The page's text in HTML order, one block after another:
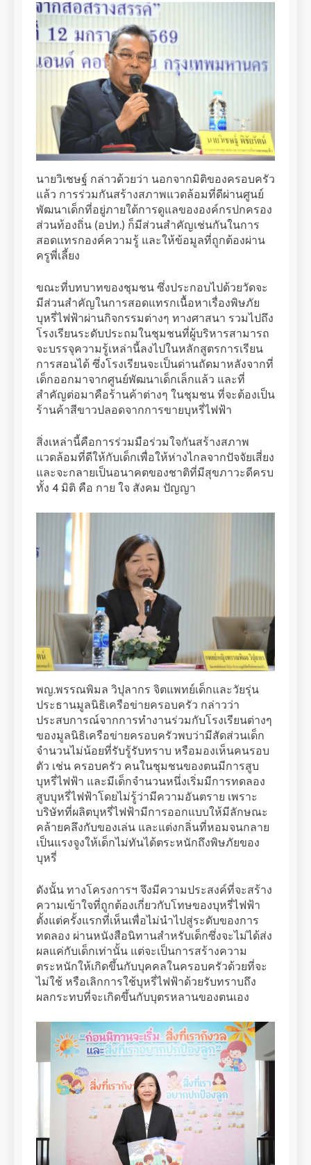
นายวิเชษฐ์ กล่าวด้วยว่า นอกจากมิติของครอบครัว
แล้ว การร่วมกันสร้างสภาพแวดล้อมที่ดีผ่านศูนย์
พัฒนาเด็กที่อยู่ภายใต้การดูแลขององค์กรปกครอง
ส่วนท้องถิ่น (อปท.) ก็มีส่วนสำคัญเช่นกันในการ
สอดแทรกองค์ความรู้ และให้ข้อมูลที่ถูกต้องผ่าน
ครูพี่เลี้ยง
ขณะที่บทบาทของชุมชน ซึ่งประกอบไปด้วยวัดจะ
มีส่วนสำคัญในการสอดแทรกเนื้อหาเรื่องพิษภัย
บุหรี่ไฟฟ้าผ่านกิจกรรมต่างๆ ทางศาสนา รวมไปถึง
โรงเรียนระดับประถมในชุมชนที่ผู้บริหารสามารถ
จะบรรจุความรู้เหล่านี้ลงไปในหลักสูตรการเรียน
การสอนได้ ซึ่งโรงเรียนจะเป็นด่านถัดมาหลังจากที่
เด็กออกมาจากศูนย์พัฒนาเด็กเล็กแล้ว และที่
สำคัญต่อมาคือร้านค้าต่างๆ ในชุมชน ที่จะต้องเป็น
ร้านค้าสีขาวปลอดจากการขายบุหรี่ไฟฟ้า
สิ่งเหล่านี้คือการร่วมมือร่วมใจกันสร้างสภาพ
แวดล้อมที่ดีให้กับเด็กเพื่อให้ห่างไกลจากปัจจัยเสี่ยง
และจะกลายเป็นอนาคตของชาติที่มีสุขภาวะดีครบ
ทั้ง 4 มิติ คือ กาย ใจ สังคม ปัญญา
พญ.พรรณพิมล วิปุลากร จิตแพทย์เด็กและวัยรุ่น
ประธานมูลนิธิเครือข่ายครอบครัว กล่าวว่า
ประสบการณ์จากการทำงานร่วมกับโรงเรียนต่างๆ
ของมูลนิธิเครือข่ายครอบครัวพบว่ามีสัดส่วนเด็ก
จำนวนไม่น้อยที่รับรู้รับทราบ หรือมองเห็นคนรอบ
ตัว เช่น ครอบครัว คนในชุมชนของตนมีการสูบ
บุหรี่ไฟฟ้า และมีเด็กจำนวนหนึ่งเริ่มมีการทดลอง
สูบบุหรี่ไฟฟ้าโดยไม่รู้ว่ามีความอันตราย เพราะ
บริษัทที่ผลิตบุหรี่ไฟฟ้ามีการออกแบบให้มีลักษณะ
คล้ายคลึงกับของเล่น และแต่งกลิ่นที่หอมจนกลาย
เป็นแรงจูงให้เด็กไม่ทันได้ตระหนักถึงพิษภัยของ
บุหรี่
ดังนั้น ทางโครงการฯ จึงมีความประสงค์ที่จะสร้าง
ความเข้าใจที่ถูกต้องเกี่ยวกับโทษของบุหรี่ไฟฟ้า
ตั้งแต่ครั้งแรกที่เห็นเพื่อไม่นำไปสู่ระดับของการ
ทดลอง ผ่านหนังสือนิทานสำหรับเด็กซึ่งจะไม่ได้ส่ง
ผลแค่กับเด็กเท่านั้น แต่จะเป็นการสร้างความ
ตระหนักให้เกิดขึ้นกับบุคคลในครอบครัวด้วยที่จะ
ไม่ใช้ หรือเลิกการใช้บุหรี่ไฟฟ้าด้วยรับทราบถึง
ผลกระทบที่จะเกิดขึ้นกับบุตรหลานของตนเอง